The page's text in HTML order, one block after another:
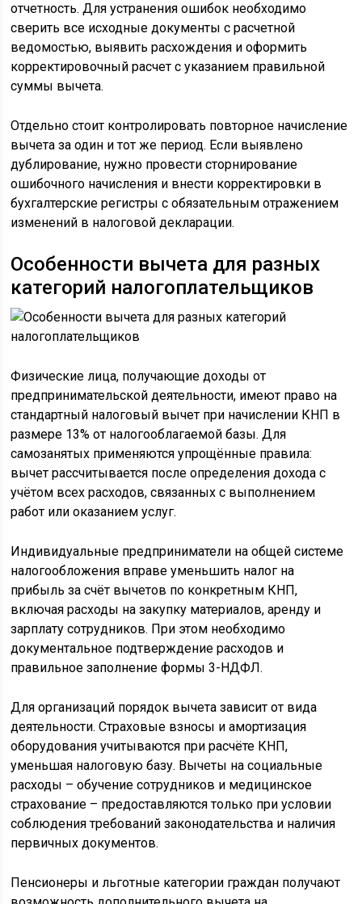
отчетность. Для устранения ошибок необходимо
сверить все исходные документы с расчетной
ведомостью, выявить расхождения и оформить
корректировочный расчет с указанием правильной
суммы вычета.
Отдельно стоит контролировать повторное начисление
вычета за один и тот же период. Если выявлено
дублирование, нужно провести сторнирование
ошибочного начисления и внести корректировки в
бухгалтерские регистры с обязательным отражением
изменений в налоговой декларации.
Особенности вычета для разных
категорий налогоплательщиков
Физические лица, получающие доходы от
предпринимательской деятельности, имеют право на
стандартный налоговый вычет при начислении КНП в
размере 13% от налогооблагаемой базы. Для
самозанятых применяются упрощённые правила:
вычет рассчитывается после определения дохода с
учётом всех расходов, связанных с выполнением
работ или оказанием услуг.
Индивидуальные предприниматели на общей системе
налогообложения вправе уменьшить налог на
прибыль за счёт вычетов по конкретным КНП,
включая расходы на закупку материалов, аренду и
зарплату сотрудников. При этом необходимо
документальное подтверждение расходов и
правильное заполнение формы 3-НДФЛ.
Для организаций порядок вычета зависит от вида
деятельности. Страховые взносы и амортизация
оборудования учитываются при расчёте КНП,
уменьшая налоговую базу. Вычеты на социальные
расходы – обучение сотрудников и медицинское
страхование – предоставляются только при условии
соблюдения требований законодательства и наличия
первичных документов.
Пенсионеры и льготные категории граждан получают